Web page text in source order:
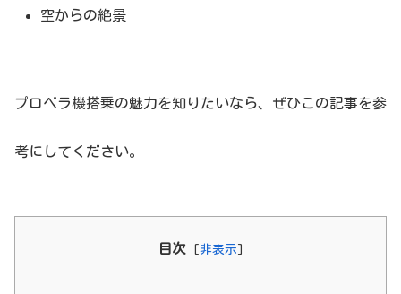
空からの絶景
プロペラ機搭乗の魅力を知りたいなら、ぜひこの記事を参
考にしてください。
目次 [ 非表示 ]